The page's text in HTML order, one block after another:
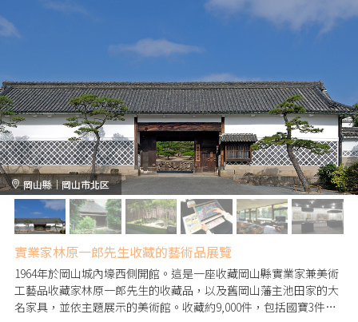
岡山縣｜岡山市北区
實業家林原一郎先生收藏的藝術品展覽
1964年於岡山城內壕西側開館。這是一座收藏岡山縣實業家兼美術
工藝品收藏家林原一郎先生的收藏品，以及舊岡山藩主池田家的大
名家具，並依主題展示的美術館。收藏約9,000件，包括國寶3件、